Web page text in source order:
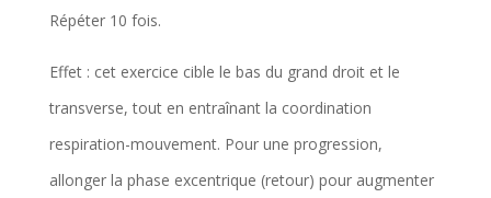
Répéter 10 fois.
Effet : cet exercice cible le bas du grand droit et le
transverse, tout en entraînant la coordination
respiration-mouvement. Pour une progression,
allonger la phase excentrique (retour) pour augmenter